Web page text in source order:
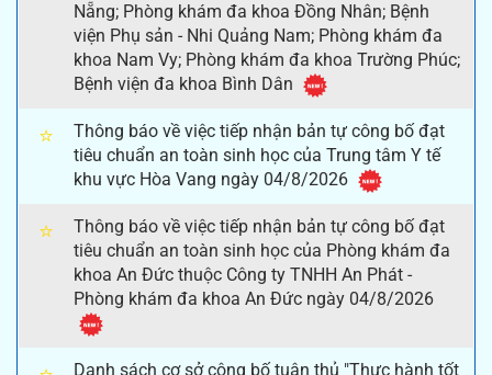
Nẵng; Phòng khám đa khoa Đồng Nhân; Bệnh
viện Phụ sản - Nhi Quảng Nam; Phòng khám đa
khoa Nam Vy; Phòng khám đa khoa Trường Phúc;
Bệnh viện đa khoa Bình Dân
⭐
Thông báo về việc tiếp nhận bản tự công bố đạt
tiêu chuẩn an toàn sinh học của Trung tâm Y tế
khu vực Hòa Vang ngày 04/8/2026
⭐
Thông báo về việc tiếp nhận bản tự công bố đạt
tiêu chuẩn an toàn sinh học của Phòng khám đa
khoa An Đức thuộc Công ty TNHH An Phát -
Phòng khám đa khoa An Đức ngày 04/8/2026
Danh sách cơ sở công bố tuân thủ "Thực hành tốt